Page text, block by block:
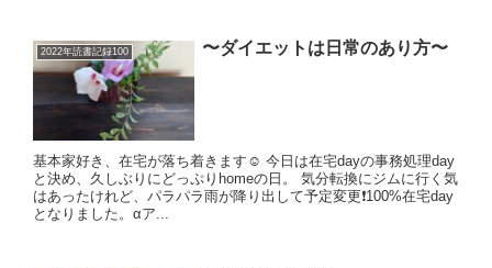
2022年読書記録100 〜ダイエットは日常のあり方〜
基本家好き、在宅が落ち着きます☺️ 今日は在宅dayの事務処理day
と決め、久しぶりにどっぷりhomeの日。 気分転換にジムに行く気
はあったけれど、パラパラ雨が降り出して予定変更❗️100%在宅day
となりました。αア...